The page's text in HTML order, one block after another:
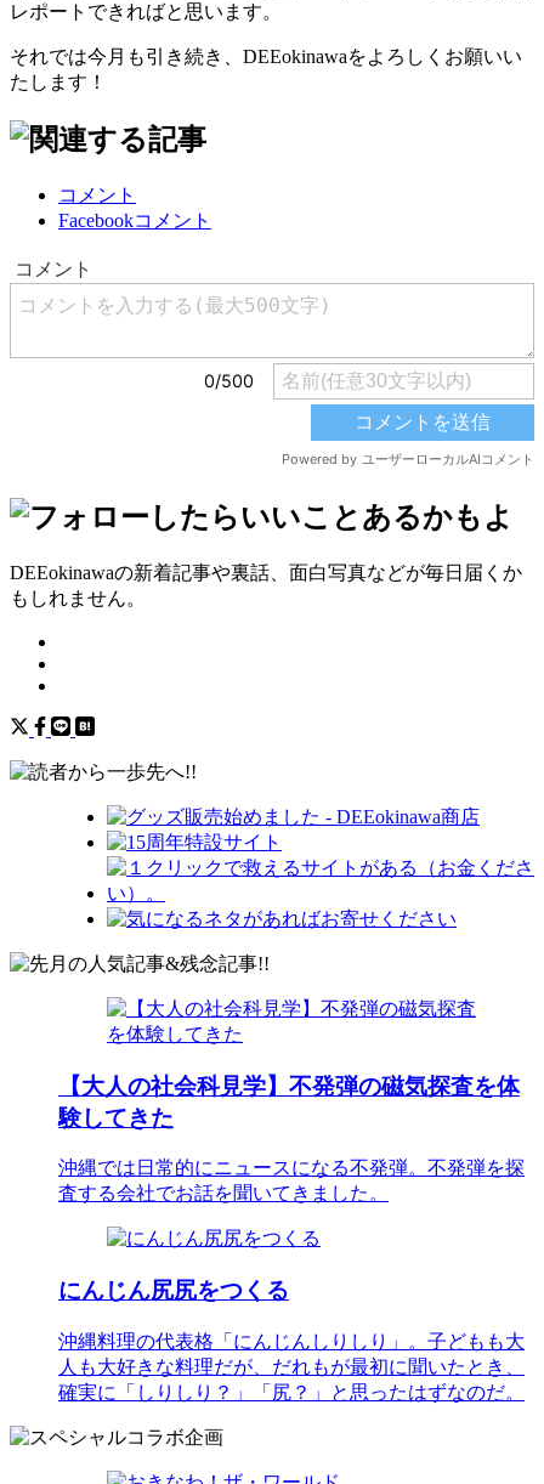
レポートできればと思います。
それでは今月も引き続き、DEEokinawaをよろしくお願いい
たします！
コメント
Facebookコメント
DEEokinawaの新着記事や裏話、面白写真などが毎日届くか
もしれません。
【大人の社会科見学】不発弾の磁気探査を体
験してきた
沖縄では日常的にニュースになる不発弾。不発弾を探
査する会社でお話を聞いてきました。
にんじん尻尻をつくる
沖縄料理の代表格「にんじんしりしり」。子どもも大
人も大好きな料理だが、だれもが最初に聞いたとき、
確実に「しりしり？」「尻？」と思ったはずなのだ。